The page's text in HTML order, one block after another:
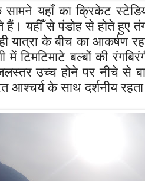
यहाँ का क्रिकेट
हैं। यहीँ से पंडोह से होते हुए
यात्रा के बीच का आकर्षण
में टिमटिमाटे बल्बों की
उच्च होने पर नीचे से
आश्चर्य के साथ दर्शनीय